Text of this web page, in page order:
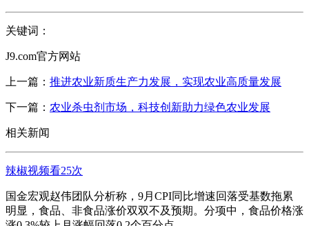
关键词：
J9.com官方网站
上一篇： 推进农业新质生产力发展，实现农业高质量发展
下一篇： 农业杀虫剂市场，科技创新助力绿色农业发展
相关新闻
辣椒视频看25次
国金宏观赵伟团队分析称，9月CPI同比增速回落受基数拖累
明显，食品、非食品涨价双双不及预期。分项中，食品价格涨